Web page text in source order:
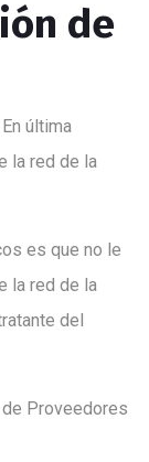
de
última
la red de la
es que no le
la red de la
del
Proveedores